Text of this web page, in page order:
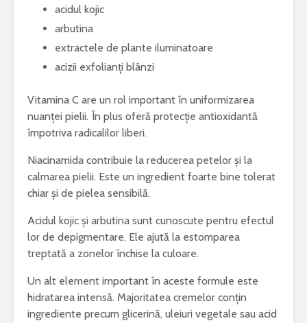
acidul kojic
arbutina
extractele de plante iluminatoare
acizii exfolianți blânzi
Vitamina C are un rol important în uniformizarea
nuanței pielii. În plus oferă protecție antioxidantă
împotriva radicalilor liberi.
Niacinamida contribuie la reducerea petelor și la
calmarea pielii. Este un ingredient foarte bine tolerat
chiar și de pielea sensibilă.
Acidul kojic și arbutina sunt cunoscute pentru efectul
lor de depigmentare. Ele ajută la estomparea
treptată a zonelor închise la culoare.
Un alt element important în aceste formule este
hidratarea intensă. Majoritatea cremelor conțin
ingrediente precum glicerină, uleiuri vegetale sau acid